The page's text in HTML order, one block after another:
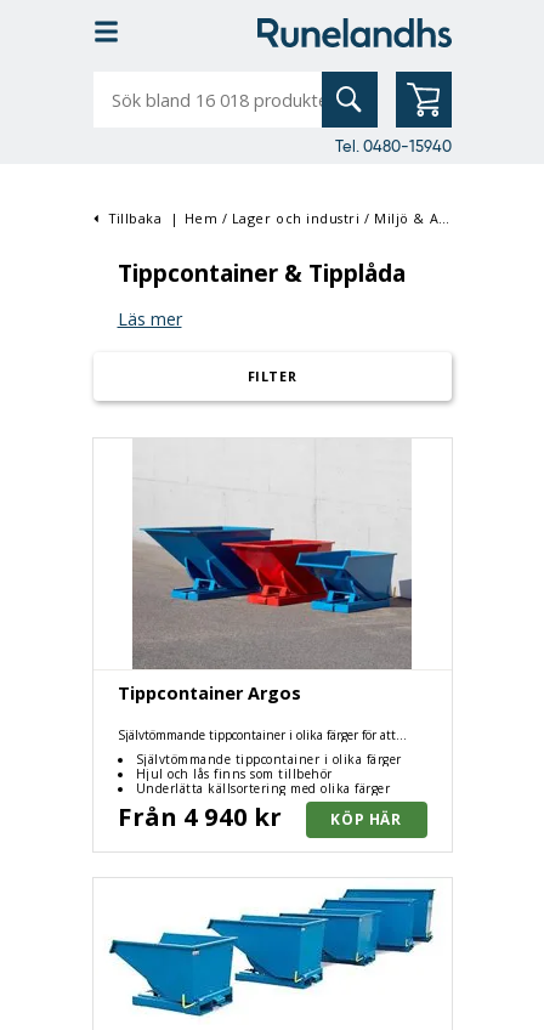
bland
Tel. 0480-15940
Tillbaka | Hem / Lager och industri / Miljö & Avfallshantering
Tippcontainer & Tipplåda
Läs mer
FILTER
Tippcontainer Argos
Självtömmande tippcontainer i olika färger för att
finns som tillbehör.
Självtömmande tippcontainer i olika färger
Hjul och lås finns som tillbehör
Underlätta källsortering med olika färger
Från 4 940 kr